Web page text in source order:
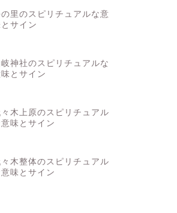
の里のスピリチュアルな意
とサイン
岐神社のスピリチュアルな
とサイン
木上原のスピリチュアル
意味とサイン
木整体のスピリチュアル
意味とサイン